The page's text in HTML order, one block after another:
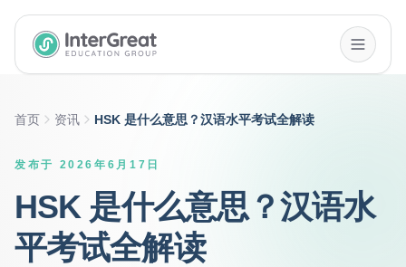
InterGreat Education Group home
首页 资讯 HSK 是什么意思？汉语水平考试全解读
发布于 2026年6月17日
HSK 是什么意思？汉语水
平考试全解读